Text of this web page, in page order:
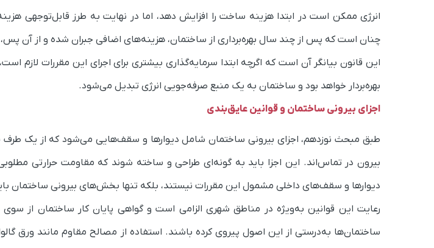
انرژی ممکن است در ابتدا هزینه ساخت را افزایش دهد، اما در نهایت به طرز قابل‌توجهی
چنان است که پس از چند سال بهره‌برداری از ساختمان، هزینه‌های اضافی جبران شده و از آن پس،
این قانون بیانگر آن است که اگرچه ابتدا سرمایه‌گذاری بیشتری برای اجرای این مقررات لازم
بهره‌بردار خواهد بود و ساختمان به یک منبع صرفه‌جویی انرژی تبدیل می‌شود.
اجزای بیرونی ساختمان و قوانین عایق‌بندی
طبق مبحث نوزدهم، اجزای بیرونی ساختمان شامل دیوارها و سقف‌هایی می‌شود که از یک طرف
بیرون در تماس‌اند. این اجزا باید به گونه‌ای طراحی و ساخته شوند که مقاومت حرارتی
دیوارها و سقف‌های داخلی مشمول این مقررات نیستند، بلکه تنها بخش‌های بیرونی ساختمان باید
رعایت این قوانین به‌ویژه در مناطق شهری الزامی است و گواهی پایان کار ساختمان از
ساختمان‌ها به‌درستی از این اصول پیروی کرده باشند. استفاده از مصالح مقاوم مانند ورق